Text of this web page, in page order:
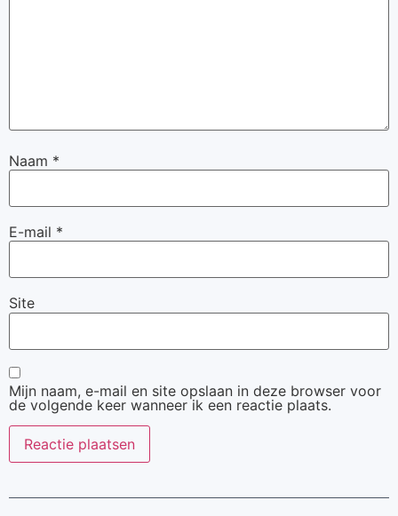
Naam *
E-mail *
Site
Mijn naam, e-mail en site opslaan in deze browser voor
de volgende keer wanneer ik een reactie plaats.